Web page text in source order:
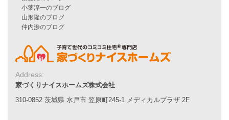
Smart2030
Sシリーズ
シンプルな平屋
家づくりナイスホームズの家づくり
耐震性能
家づくりの流れ
7つのポイント
Address:
家づくりナイスホームズ株式会社
310-0852 茨城県 水戸市 笠原町245-1 メディカルプラザ 2F